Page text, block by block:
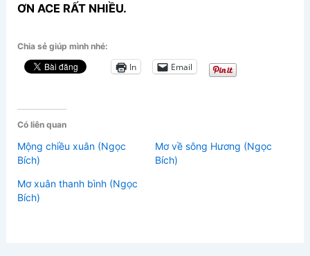
ƠN ACE RẤT NHIỀU.
Chia sẻ giúp mình nhé:
In Email
Có liên quan
Mộng chiều xuân (Ngọc
Bích)
Mơ về sông Hương (Ngọc
Bích)
Mơ xuân thanh bình (Ngọc
Bích)